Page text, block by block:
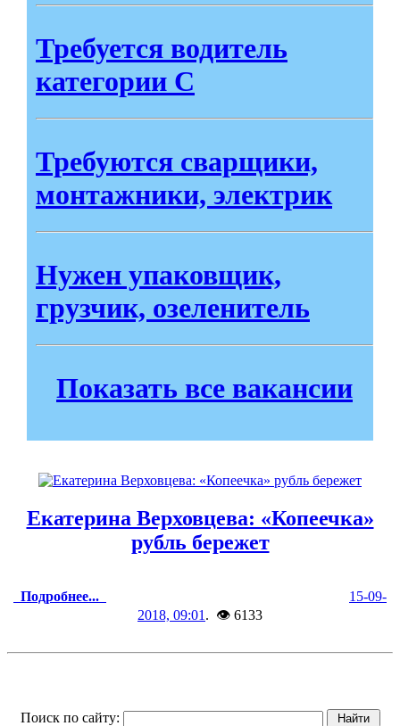
Требуется водитель
категории С
Требуются сварщики,
монтажники, электрик
Нужен упаковщик,
грузчик, озеленитель
Показать все вакансии
Екатерина Верховцева: «Копеечка»
рубль бережет
Подробнее...
15-09-
2018, 09:01 . 👁 6133
Поиск по сайту: